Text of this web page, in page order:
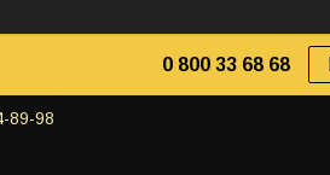
0 800 33 68 68
89-98